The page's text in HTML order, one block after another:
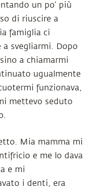
un po’ più
di riuscire a
famiglia ci
a svegliarmi. Dopo
a chiamarmi
ugualmente
funzionava,
mettevo seduto
Mia mamma mi
e me lo dava
e mi
i denti, era